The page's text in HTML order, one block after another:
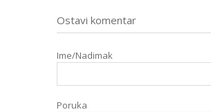
Ostavi komentar
Ime/Nadimak
Poruka